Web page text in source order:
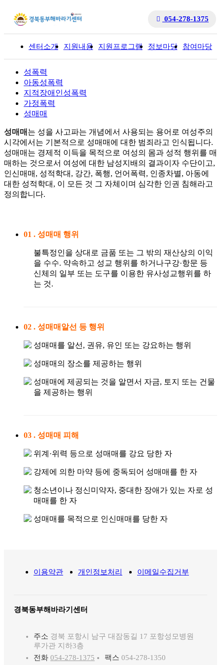
054-278-1375
센터소개 지원내용 지원프로그램 정보마당 참여마당
성폭력
아동성폭력
지적장애인성폭력
가정폭력
성매매
성매매 는 성을 사고파는 개념에서 사용되는 용어로 여성주의
시각에서는 기본적으로 성매매에 대한 범죄라고 인식됩니다.
성매매는 경제적 이득을 목적으로 여성의 몸과 성적 행위를 매
매하는 것으로서 여성에 대한 남성지배의 결과이자 수단이고,
인신매매, 성적학대, 강간, 폭행, 언어폭력, 인종차별, 아동에
대한 성적학대, 이 모든 것 그 자체이며 심각한 인권 침해라고
정의합니다.
01 . 성매매 행위
불특정인을 상대로 금품 또는 그 밖의 재산상의 이익
을 수수. 약속하고 성교 행위를 하거나구강·항문 등
신체의 일부 또는 도구를 이용한 유사성교행위를 하
는 것.
02 . 성매매알선 등 행위
성매매를 알선, 권유, 유인 또는 강요하는 행위
성매매의 장소를 제공하는 행위
성매매에 제공되는 것을 알면서 자금, 토지 또는 건물
을 제공하는 행위
03 . 성매매 피해
위계·위력 등으로 성매매를 강요 당한 자
강제에 의한 마약 등에 중독되어 성매매를 한 자
청소년이나 정신미약자, 중대한 장애가 있는 자로 성
매매를 한 자
성매매를 목적으로 인신매매를 당한 자
이용약관 개인정보처리 이메일수집거부
경북동부해바라기센터
주소 경북 포항시 남구 대잠동길 17 포항성모병원
루가관 지하3층
전화 054-278-1375 팩스 054-278-1350